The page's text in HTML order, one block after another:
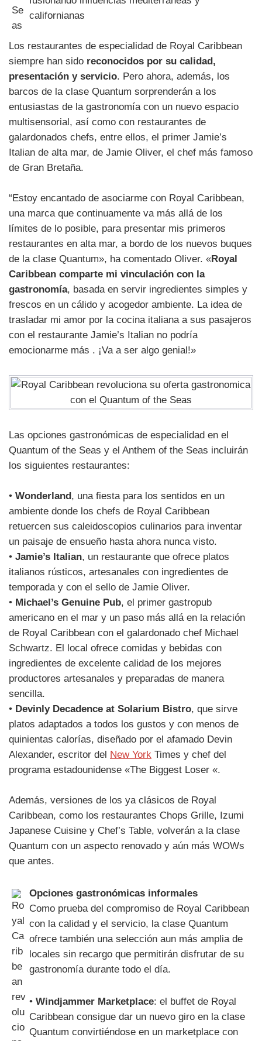
californianas
Los restaurantes de especialidad de Royal Caribbean
siempre han sido reconocidos por su calidad,
presentación y servicio. Pero ahora, además, los
barcos de la clase Quantum sorprenderán a los
entusiastas de la gastronomía con un nuevo espacio
multisensorial, así como con restaurantes de
galardonados chefs, entre ellos, el primer Jamie’s
Italian de alta mar, de Jamie Oliver, el chef más famoso
de Gran Bretaña.
“Estoy encantado de asociarme con Royal Caribbean,
una marca que continuamente va más allá de los
límites de lo posible, para presentar mis primeros
restaurantes en alta mar, a bordo de los nuevos buques
de la clase Quantum», ha comentado Oliver. «Royal
Caribbean comparte mi vinculación con la
gastronomía, basada en servir ingredientes simples y
frescos en un cálido y acogedor ambiente. La idea de
trasladar mi amor por la cocina italiana a sus pasajeros
con el restaurante Jamie’s Italian no podría
emocionarme más . ¡Va a ser algo genial!»
Las opciones gastronómicas de especialidad en el
Quantum of the Seas y el Anthem of the Seas incluirán
los siguientes restaurantes:
• Wonderland, una fiesta para los sentidos en un
ambiente donde los chefs de Royal Caribbean
retuercen sus caleidoscopios culinarios para inventar
un paisaje de ensueño hasta ahora nunca visto.
• Jamie’s Italian, un restaurante que ofrece platos
italianos rústicos, artesanales con ingredientes de
temporada y con el sello de Jamie Oliver.
• Michael’s Genuine Pub, el primer gastropub
americano en el mar y un paso más allá en la relación
de Royal Caribbean con el galardonado chef Michael
Schwartz. El local ofrece comidas y bebidas con
ingredientes de excelente calidad de los mejores
productores artesanales y preparadas de manera
sencilla.
• Devinly Decadence at Solarium Bistro, que sirve
platos adaptados a todos los gustos y con menos de
quinientas calorías, diseñado por el afamado Devin
Alexander, escritor del New York Times y chef del
programa estadounidense «The Biggest Loser «.
Además, versiones de los ya clásicos de Royal
Caribbean, como los restaurantes Chops Grille, Izumi
Japanese Cuisine y Chef’s Table, volverán a la clase
Quantum con un aspecto renovado y aún más WOWs
que antes.
Opciones gastronómicas informales
Como prueba del compromiso de Royal Caribbean
con la calidad y el servicio, la clase Quantum
ofrece también una selección aun más amplia de
locales sin recargo que permitirán disfrutar de su
gastronomía durante todo el día.
• Windjammer Marketplace: el buffet de Royal
Caribbean consigue dar un nuevo giro en la clase
Quantum convirtiéndose en un marketplace con